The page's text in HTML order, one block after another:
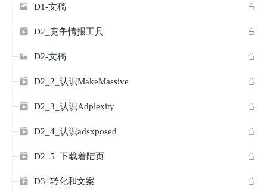

 D1-文稿

 D2_竞争情报工具

 D2-文稿

 D2_2_认识MakeMassive

 D2_3_认识Adplexity

 D2_4_认识adsxposed

 D2_5_下载着陆页

 D3_转化和文案